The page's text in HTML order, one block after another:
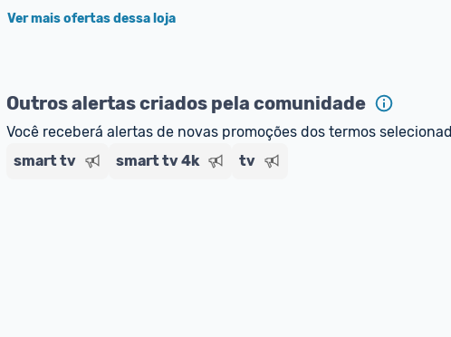
Ver mais ofertas dessa loja
Outros alertas criados pela comunidade
Você receberá alertas de novas promoções dos termos
smart tv
smart tv 4k tv